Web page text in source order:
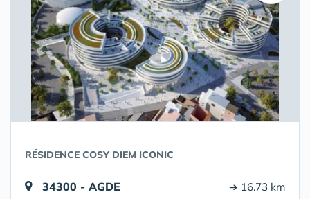
RÉSIDENCE COSY DIEM ICONIC
34300 - AGDE ➔ 16.73 km